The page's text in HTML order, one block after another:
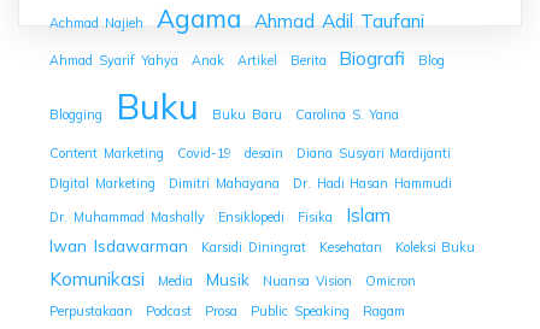
Achmad Najieh Agama Ahmad Adil Taufani
Ahmad Syarif Yahya Anak Artikel Berita Biografi Blog
Blogging Buku Buku Baru Carolina S. Yana
Content Marketing Covid-19 desain
Diana Susyari Mardijanti
DIgital Marketing
Dimitri Mahayana
Dr. Hadi Hasan Hammudi
Dr. Muhammad Mashally
Ensiklopedi Fisika Islam
Iwan Isdawarman Karsidi Diningrat Kesehatan Koleksi Buku
Komunikasi Media Musik Nuansa Vision
Omicron
Perpustakaan
Podcast Prosa Public Speaking Ragam